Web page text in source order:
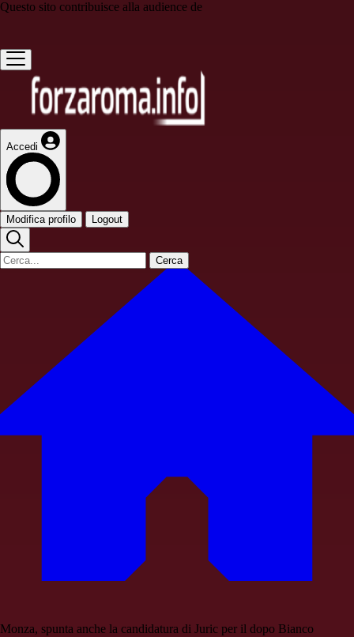
Questo sito contribuisce alla audience de
Accedi
Modifica profilo Logout
Cerca
Monza, spunta anche la candidatura di Juric per il dopo Bianco